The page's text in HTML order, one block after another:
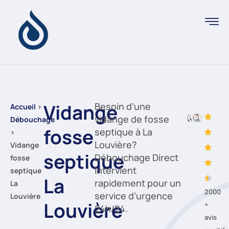
Accueil ›
Débouchage
›
Vidange
fosse
septique
La
Louvière
Vidange
fosse
septique
La
Louvière
Besoin d’une
vidange de fosse
septique à La
Louvière?
Débouchage Direct
intervient
rapidement pour un
service d’urgence
24h/24.
2000
+
avis